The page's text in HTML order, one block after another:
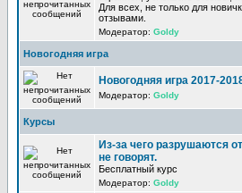
Для всех, не только для
отзывами.
Модератор: Goldy
Новогодняя игра
Новогодняя игра 2017-
Модератор: Goldy
Курсы
Из-за чего разрушаются
не говорят.
Бесплатный курс
Модератор: Goldy